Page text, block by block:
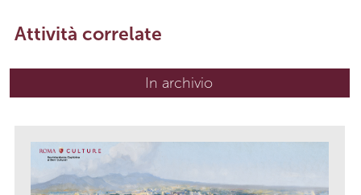
Attività correlate
In archivio